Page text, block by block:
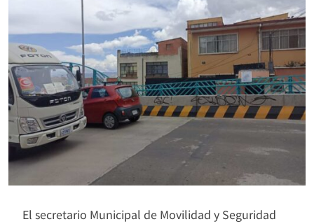
El secretario Municipal de Movilidad y Seguridad